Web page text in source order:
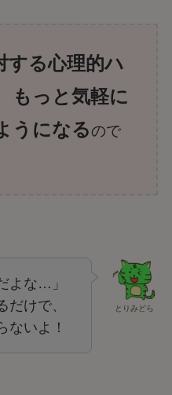
する心理的ハ
もっと気軽に
うになるので
とりみどら
よな…」
だけで、
ないよ！